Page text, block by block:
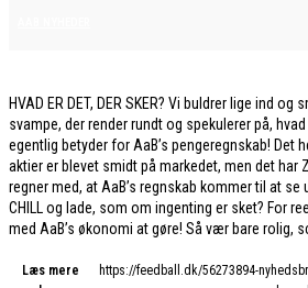
HVAD ER DET, DER SKER? Vi buldrer lige ind
svampe, der render rundt og spekulerer på,
egentlig betyder for AaB’s pengeregnskab! Det
aktier er blevet smidt på markedet, men det har
regner med, at AaB’s regnskab kommer til at se
CHILL og lade, som om ingenting er sket? For
med AaB’s økonomi at gøre! Så vær bare rolig,
Læs mere
https://feedball.dk/56273894-